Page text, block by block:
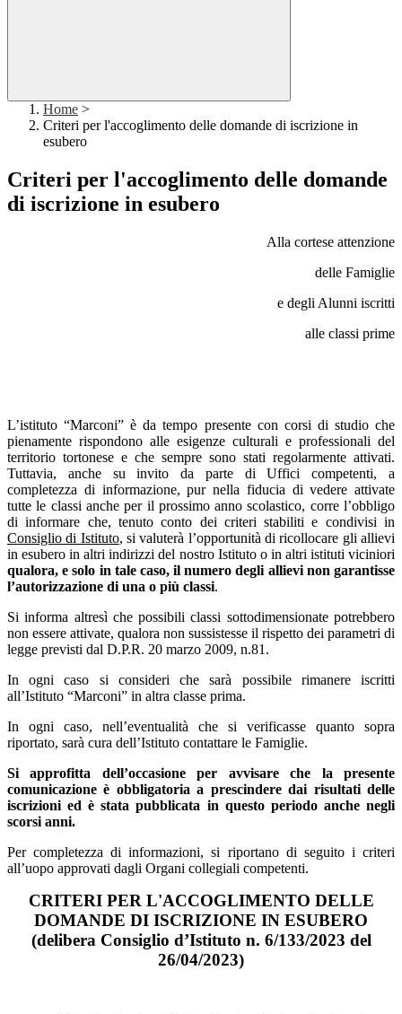
Home >
Criteri per l'accoglimento delle domande di iscrizione in
esubero
Criteri per l'accoglimento delle domande
di iscrizione in esubero
Alla cortese attenzione
delle Famiglie
e degli Alunni iscritti
alle classi prime
L’istituto “Marconi” è da tempo presente con corsi di studio che
pienamente rispondono alle esigenze culturali e professionali del
territorio tortonese e che sempre sono stati regolarmente attivati.
Tuttavia, anche su invito da parte di Uffici competenti, a
completezza di informazione, pur nella fiducia di vedere attivate
tutte le classi anche per il prossimo anno scolastico, corre l’obbligo
di informare che, tenuto conto dei criteri stabiliti e condivisi in
Consiglio di Istituto, si valuterà l’opportunità di ricollocare gli allievi
in esubero in altri indirizzi del nostro Istituto o in altri istituti viciniori
qualora, e solo in tale caso, il numero degli allievi non garantisse
l’autorizzazione di una o più classi.
Si informa altresì che possibili classi sottodimensionate potrebbero
non essere attivate, qualora non sussistesse il rispetto dei parametri di
legge previsti dal D.P.R. 20 marzo 2009, n.81.
In ogni caso si consideri che sarà possibile rimanere iscritti
all’Istituto “Marconi” in altra classe prima.
In ogni caso, nell’eventualità che si verificasse quanto sopra
riportato, sarà cura dell’Istituto contattare le Famiglie.
Si approfitta dell’occasione per avvisare che la presente
comunicazione è obbligatoria a prescindere dai risultati delle
iscrizioni ed è stata pubblicata in questo periodo anche negli
scorsi anni.
Per completezza di informazioni, si riportano di seguito i criteri
all’uopo approvati dagli Organi collegiali competenti.
CRITERI PER L'ACCOGLIMENTO DELLE
DOMANDE DI ISCRIZIONE IN ESUBERO
(delibera Consiglio d’Istituto n. 6/133/2023 del
26/04/2023)